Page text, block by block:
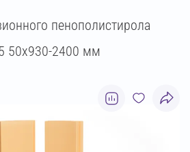
пенополистирола
50х930-2400 мм